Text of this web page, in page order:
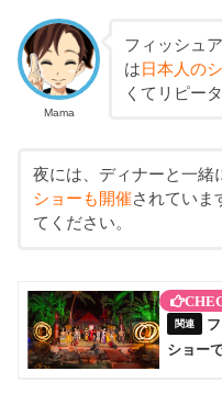
Mama
フィッシュ
は 日本人の
くてリピー
夜には、ディナーと一緒
ショーも開催されていま
てください。
ショー